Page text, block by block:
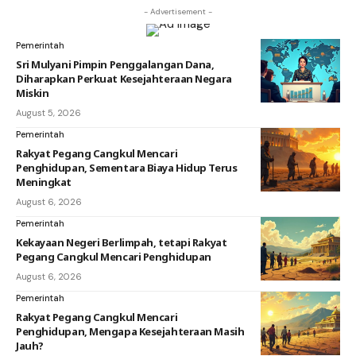
- Advertisement -
Pemerintah
Sri Mulyani Pimpin Penggalangan Dana,
Diharapkan Perkuat Kesejahteraan Negara
Miskin
August 5, 2026
Pemerintah
Rakyat Pegang Cangkul Mencari
Penghidupan, Sementara Biaya Hidup Terus
Meningkat
August 6, 2026
Pemerintah
Kekayaan Negeri Berlimpah, tetapi Rakyat
Pegang Cangkul Mencari Penghidupan
August 6, 2026
Pemerintah
Rakyat Pegang Cangkul Mencari
Penghidupan, Mengapa Kesejahteraan Masih
Jauh?